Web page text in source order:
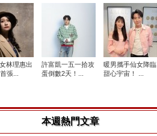
林理惠出
張...
許富凱一五一拾攻
蛋倒數2天！...
暖男攜手仙女降臨
甜心宇宙！ ...
本週熱門文章